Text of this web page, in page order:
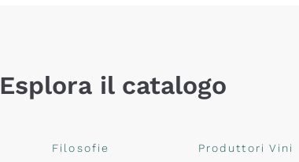
Esplora il catalogo
Filosofie Produttori Vini